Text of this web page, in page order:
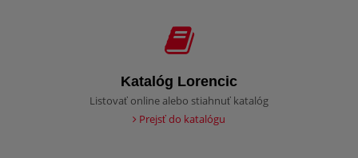
Katalóg Lorencic
Listovať online alebo stiahnuť katalóg
Prejsť do katalógu